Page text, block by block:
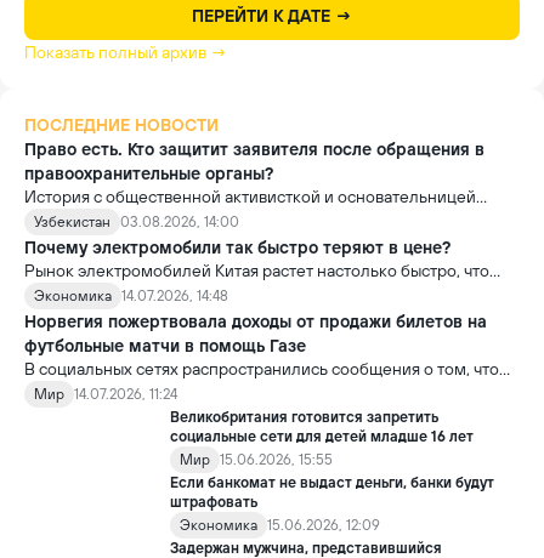
ПЕРЕЙТИ К ДАТЕ →
Показать полный архив →
ПОСЛЕДНИЕ НОВОСТИ
Право есть. Кто защитит заявителя после обращения в
правоохранительные органы?
История с общественной активисткой и основательницей
проекта «Немолчи.uz» Ириной Матвиенко поднимает вопрос,
который выходит далеко за рамки одного судебного дела.
Узбекистан 03.08.2026, 14:00
Почему электромобили так быстро теряют в цене?
Рынок электромобилей Китая растет настолько быстро, что
новые модели выходят почти ежемесячно. В результате
стоимость более ранних моделей заметно снижается.
Экономика 14.07.2026, 14:48
Норвегия пожертвовала доходы от продажи билетов на
футбольные матчи в помощь Газе
В социальных сетях распространились сообщения о том, что
сборная Норвегии перечислила весь призовой фонд,
полученный на чемпионате мира по футболу FIFA 2026, в
качестве гуманитарной помощи жителям сектора Газа.
Мир 14.07.2026, 11:24
Великобритания готовится запретить
социальные сети для детей младше 16 лет
Мир 15.06.2026, 15:55
Если банкомат не выдаст деньги, банки будут
штрафовать
Экономика 15.06.2026, 12:09
Задержан мужчина, представившийся